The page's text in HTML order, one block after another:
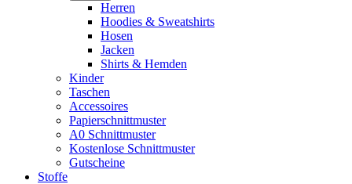
Herren
Hoodies & Sweatshirts
Hosen
Jacken
Shirts & Hemden
Kinder
Taschen
Accessoires
Papierschnittmuster
A0 Schnittmuster
Kostenlose Schnittmuster
Gutscheine
Stoffe